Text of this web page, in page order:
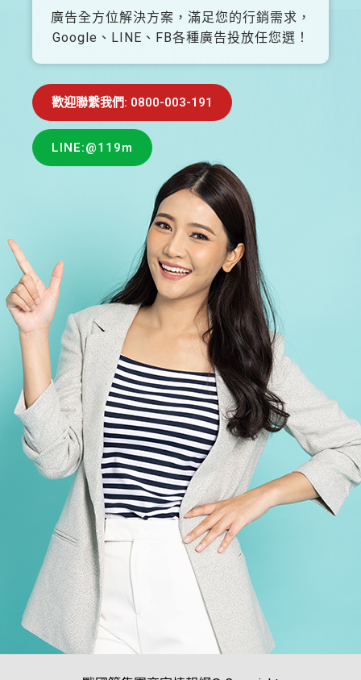
廣告全方位解決方案，滿足您的行銷需求，
Google、LINE、FB各種廣告投放任您選！
歡迎聯繫我們: 0800-003-191
LINE:@119m